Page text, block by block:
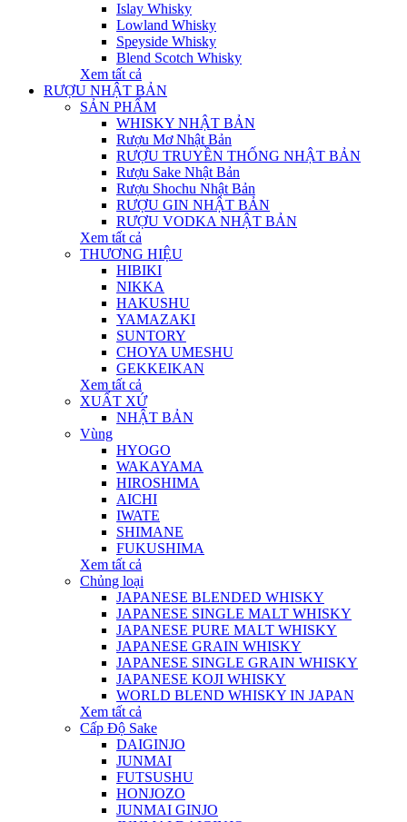
Islay Whisky
Lowland Whisky
Speyside Whisky
Blend Scotch Whisky
Xem tất cả
RƯỢU NHẬT BẢN
SẢN PHẨM
WHISKY NHẬT BẢN
Rượu Mơ Nhật Bản
RƯỢU TRUYỀN THỐNG NHẬT BẢN
Rượu Sake Nhật Bản
Rượu Shochu Nhật Bản
RƯỢU GIN NHẬT BẢN
RƯỢU VODKA NHẬT BẢN
Xem tất cả
THƯƠNG HIỆU
HIBIKI
NIKKA
HAKUSHU
YAMAZAKI
SUNTORY
CHOYA UMESHU
GEKKEIKAN
Xem tất cả
XUẤT XỨ
NHẬT BẢN
Vùng
HYOGO
WAKAYAMA
HIROSHIMA
AICHI
IWATE
SHIMANE
FUKUSHIMA
Xem tất cả
Chủng loại
JAPANESE BLENDED WHISKY
JAPANESE SINGLE MALT WHISKY
JAPANESE PURE MALT WHISKY
JAPANESE GRAIN WHISKY
JAPANESE SINGLE GRAIN WHISKY
JAPANESE KOJI WHISKY
WORLD BLEND WHISKY IN JAPAN
Xem tất cả
Cấp Độ Sake
DAIGINJO
JUNMAI
FUTSUSHU
HONJOZO
JUNMAI GINJO